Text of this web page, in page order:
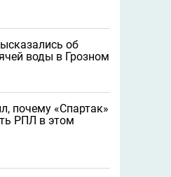
об
воды в Грозном
почему «Спартак»
РПЛ в этом